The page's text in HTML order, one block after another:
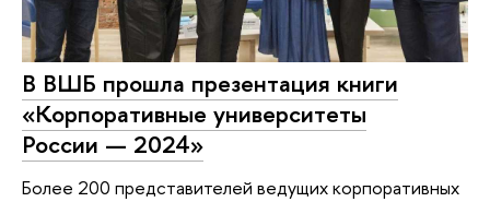
В ВШБ прошла презентация книги
«Корпоративные университеты
России — 2024»
Более 200 представителей ведущих корпоративных